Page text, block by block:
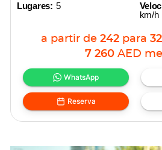
Lugares: 5
km/h
a partir de 242 para
7 260 AED
WhatsApp
Reserva